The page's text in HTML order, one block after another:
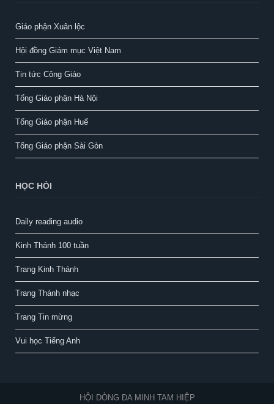
Giáo phận Xuân lộc
Hội đồng Giám mục Việt Nam
Tin tức Công Giáo
Tổng Giáo phận Hà Nội
Tổng Giáo phận Huế
Tổng Giáo phận Sài Gòn
HỌC HỎI
Daily reading audio
Kinh Thánh 100 tuần
Trang Kinh Thánh
Trang Thánh nhạc
Trang Tin mừng
Vui học Tiếng Anh
HỘI DÒNG ĐA MINH TAM HIỆP